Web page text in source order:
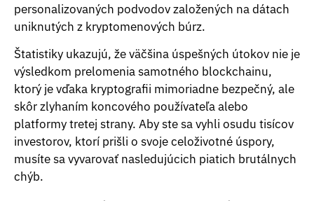
personalizovaných podvodov založených na dátach
uniknutých z kryptomenových búrz.
Štatistiky ukazujú, že väčšina úspešných útokov nie je
výsledkom prelomenia samotného blockchainu,
ktorý je vďaka kryptografii mimoriadne bezpečný, ale
skôr zlyhaním koncového používateľa alebo
platformy tretej strany. Aby ste sa vyhli osudu tisícov
investorov, ktorí prišli o svoje celoživotné úspory,
musíte sa vyvarovať nasledujúcich piatich brutálnych
chýb.